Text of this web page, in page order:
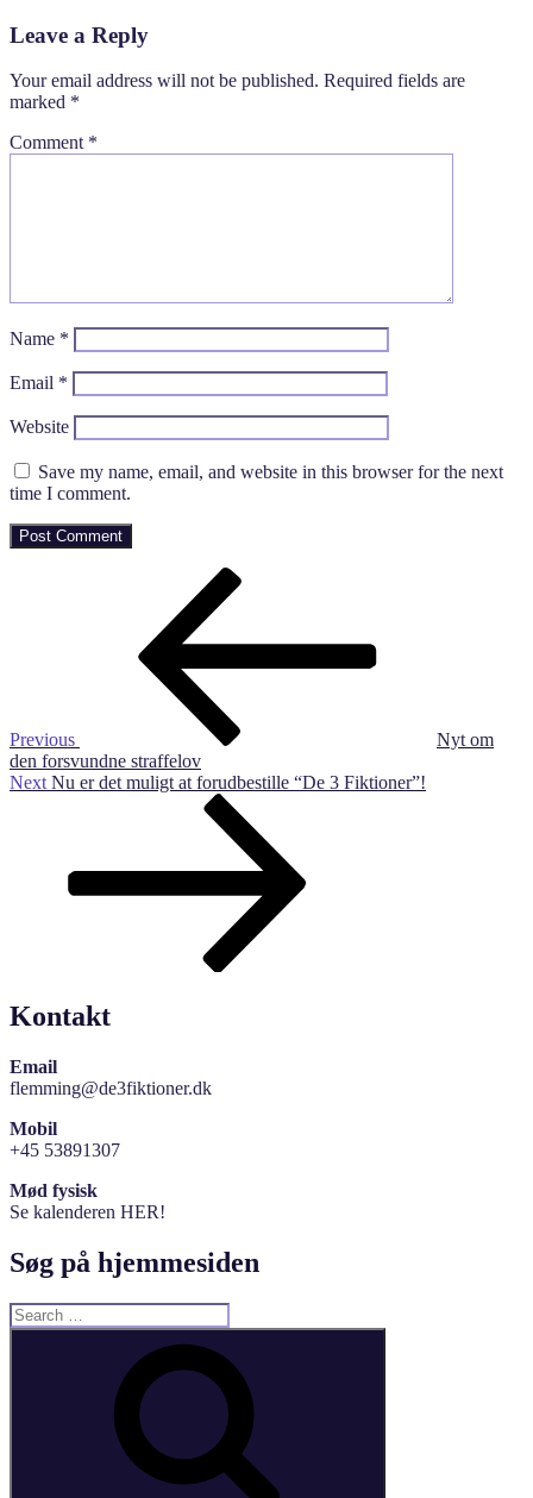
Leave a Reply
Your email address will not be published. Required fields are
marked *
Comment *
Name *
Email *
Website
Save my name, email, and website in this browser for the next
time I comment.
Previous
Nyt om
den forsvundne straffelov
Next
Next Nu er det muligt at forudbestille “De 3 Fiktioner”!
Kontakt
Email
flemming@de3fiktioner.dk
Mobil
+45 53891307
Mød fysisk
Se kalenderen HER!
Søg på hjemmesiden
Search
for: